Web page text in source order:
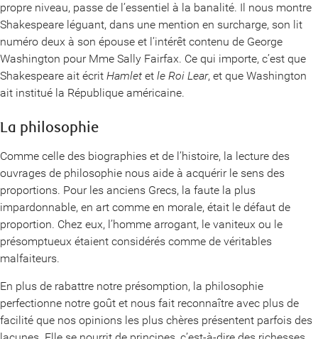
propre niveau, passe de l’essentiel à la banalité. Il nous montre
Shakespeare léguant, dans une mention en surcharge, son lit
numéro deux à son épouse et l’intérêt contenu de George
Washington pour Mme Sally Fairfax. Ce qui importe, c’est que
Shakespeare ait écrit Hamlet et le Roi Lear, et que Washington
ait institué la République américaine.
La philosophie
Comme celle des biographies et de l’histoire, la lecture des
ouvrages de philosophie nous aide à acquérir le sens des
proportions. Pour les anciens Grecs, la faute la plus
impardonnable, en art comme en morale, était le défaut de
proportion. Chez eux, l’homme arrogant, le vaniteux ou le
présomptueux étaient considérés comme de véritables
malfaiteurs.
En plus de rabattre notre présomption, la philosophie
perfectionne notre goût et nous fait reconnaître avec plus de
facilité que nos opinions les plus chères présentent parfois des